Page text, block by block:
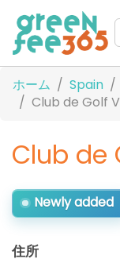
ホーム Spain
Club de Golf
Club de
Newly added
住所